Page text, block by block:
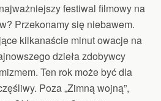
festiwal filmowy na
Przekonamy się niebawem.
kilkanaście minut owacje na
dzieła zdobywcy
Ten rok może być dla
Poza „Zimną wojną”,